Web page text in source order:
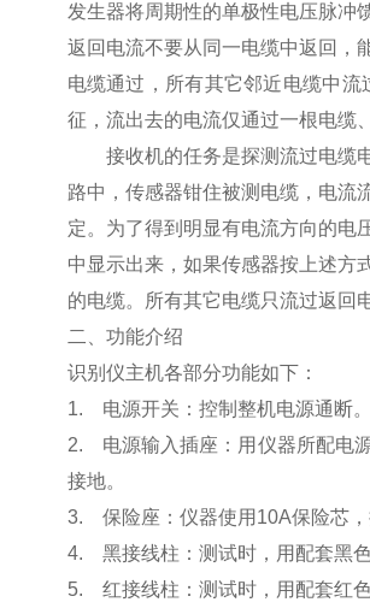
发生器将周期性的单极性电压脉冲
返回电流不要从同一电缆中返回，
电缆通过，所有其它邻近电缆中
征，流出去的电流仅通过一根电缆
接收机的任务是探测流过电缆电
路中，传感器钳住被测电缆，电流
定。为了得到明显有电流方向的电
中显示出来，如果传感器按上述方
的电缆。所有其它电缆只流过返回
二、功能介绍
识别仪主机各部分功能如下：
1. 电源开关：控制整机电源通断。
2. 电源输入插座：用仪器所配电
接地。
3. 保险座：仪器使用10A保险芯，
4. 黑接线柱：测试时，用配套黑
5. 红接线柱：测试时，用配套红